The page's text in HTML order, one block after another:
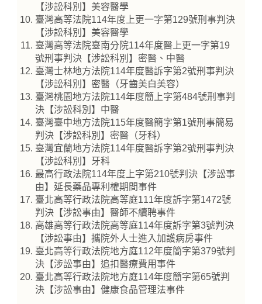
【涉訟科別】美容醫學
臺灣高等法院114年度上更一字第129號刑事判決
【涉訟科別】美容醫學
臺灣高等法院臺南分院114年度醫上更一字第19
號刑事判決【涉訟科別】密醫、中醫
臺灣士林地方法院114年度醫訴字第2號刑事判決
【涉訟科別】密醫（牙齒美白美容）
臺灣桃園地方法院114年度簡上字第484號刑事判
決【涉訟科別】中醫
臺灣臺中地方法院115年度醫簡字第1號刑事簡易
判決【涉訟科別】密醫（牙科）
臺灣宜蘭地方法院114年度醫訴字第2號刑事判決
【涉訟科別】牙科
最高行政法院114年度上字第210號判決【涉訟事
由】延長藥品專利權期間事件
臺北高等行政法院高等庭111年度訴字第1472號
判決【涉訟事由】醫師不續聘事件
高雄高等行政法院高等庭114年度訴字第3號判決
【涉訟事由】攜院外人士進入加護病房事件
臺北高等行政法院地方庭112年度簡字第379號判
決【涉訟事由】追扣醫療費用事件
臺北高等行政法院地方庭114年度簡字第65號判
決【涉訟事由】健康食品管理法事件